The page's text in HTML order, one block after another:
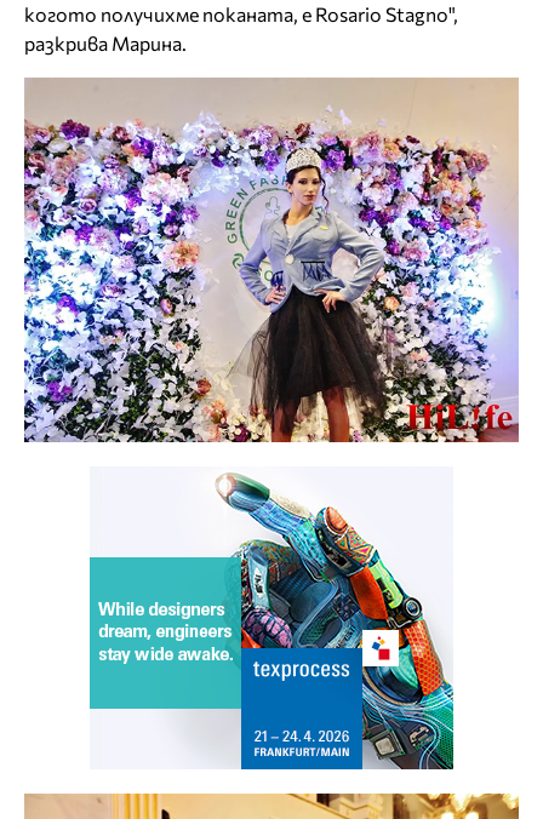
когото получихме поканата, е Rosario Stagno",
разкрива Марина.